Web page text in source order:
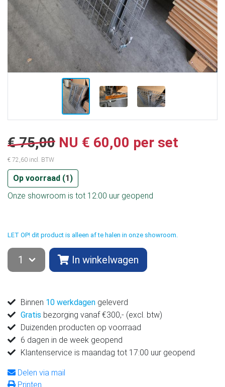
€ 75,00 NU € 60,00 per set
€ 72,60 incl. BTW
Op voorraad (1)
Onze showroom is tot 12:00 uur geopend
LET OP! dit product is alleen af te halen in onze showroom.
In winkelwagen
Binnen 10 werkdagen geleverd
Gratis bezorging vanaf €300,- (excl. btw)
Duizenden producten op voorraad
6 dagen in de week geopend
Klantenservice is maandag tot 17:00 uur geopend
Delen via mail
Printen